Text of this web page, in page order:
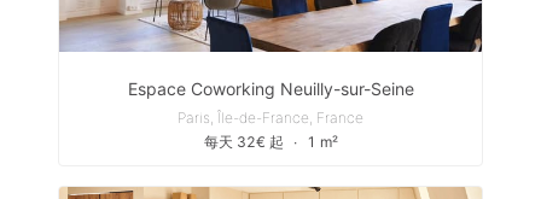
Espace Coworking Neuilly-sur-Seine
Paris, Île-de-France, France
每天 32€ 起
∙ 1 m²